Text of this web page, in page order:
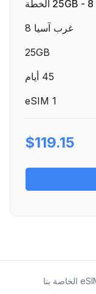
غرب آسيا 8
25GB
45 أيام
1
$119.15